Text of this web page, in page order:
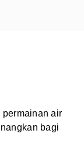
air
bagi